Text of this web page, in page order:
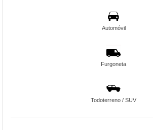
Automóvil
Furgoneta
Todoterreno / SUV